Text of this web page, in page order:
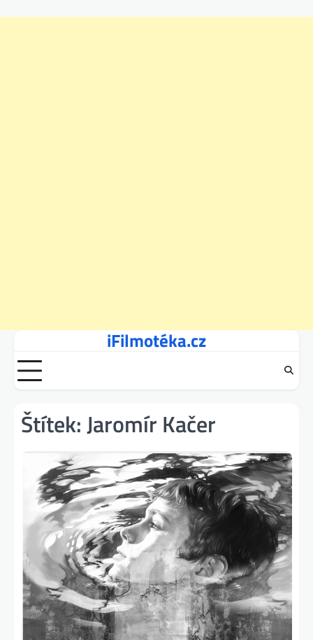
content
iFilmotéka.cz
Štítek:Jaromír Kačer